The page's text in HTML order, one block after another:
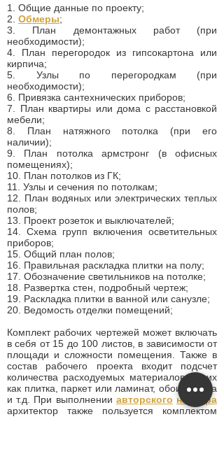
1. Общие данные по проекту;
2. Обмеры;
3. План демонтажных работ (при
необходимости);
4. План перегородок из гипсокартона или
кирпича;
5. Узлы по перегородкам (при
необходимости);
6. Привязка сантехнических приборов;
7. План квартиры или дома с расстановкой
мебели;
8. План натяжного потолка (при его
наличии);
9. План потолка армстронг (в офисных
помещениях);
10. План потолков из ГК;
11. Узлы и сечения по потолкам;
12. План водяных или электрических теплых
полов;
13. Проект розеток и выключателей;
14. Схема групп включения осветительных
приборов;
15. Общий план полов;
16. Правильная раскладка плитки на полу;
17. Обозначение светильников на потолке;
18. Развертка стен, подробный чертеж;
19. Раскладка плитки в ванной или санузле;
20. Ведомость отделки помещений;
Комплект рабочих чертежей может включать
в себя от 15 до 100 листов, в зависимости от
площади и сложности помещения. Также в
состав рабочего проекта входит подсчет
количества расходуемых материалов, таких
как плитка, паркет или ламинат, обои, краска
и т.д. При выполнении авторского надзора
архитектор также пользуется комплектом